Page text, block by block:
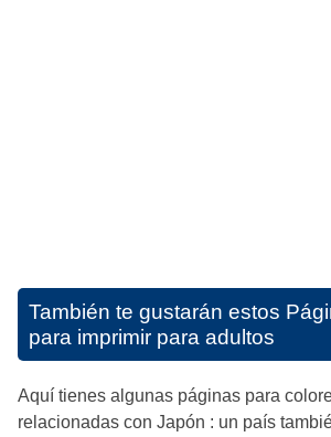
También te gustarán estos
para imprimir para adultos
Aquí tienes algunas páginas para
relacionadas con Japón : un país